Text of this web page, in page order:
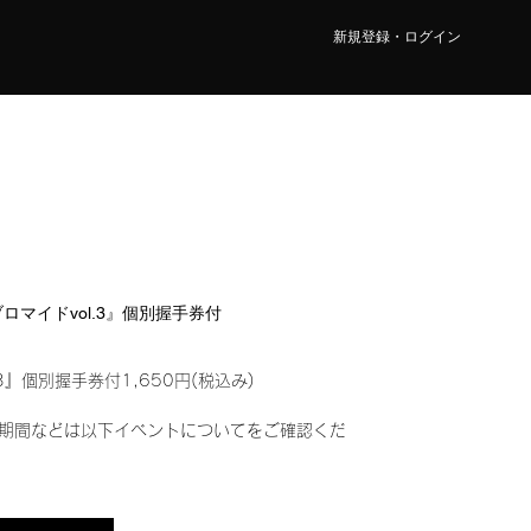
新規登録・ログイン
マイドvol.3』個別握手券付
』個別握手券付1,650円(税込み)
間などは以下イベントについてをご確認くだ